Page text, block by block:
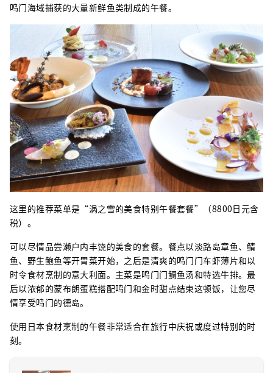
鸣门海域捕获的大量新鲜鱼类制成的午餐。
这里的推荐菜单是“涡之雪的美食特别午餐套餐”（8800日元含
税）。
可以尽情品尝濑户内丰饶的美食的套餐。餐点以淡路岛章鱼、鲭
鱼、野生鲍鱼等开胃菜开始，之后是清爽的鸣门门车虾薄片和以
时令食材烹制的意大利面。主菜是鸣门门鲷鱼汤和特选牛排。最
后以浓郁的蒙布朗蛋糕搭配鸣门和金时甜点结束这顿饭，让您尽
情享受鸣门的德岛。
使用日本食材烹制的午餐非常适合在旅行中庆祝或度过特别的时
刻。